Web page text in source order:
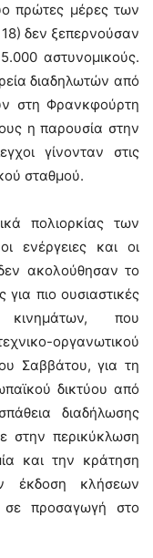
πρώτες μέρες των
δεν ξεπερνούσαν
αστυνομικούς.
διαδηλωτών από
στη Φρανκφούρτη
η παρουσία στην
γίνονταν στις
σταθμού.
πολιορκίας των
ενέργειες και οι
ακολούθησαν το
πιο ουσιαστικές
που
οργανωτικού
Σαββάτου, για τη
δικτύου από
διαδήλωσης
στην περικύκλωση
και την κράτηση
έκδοση κλήσεων
σε προσαγωγή στο